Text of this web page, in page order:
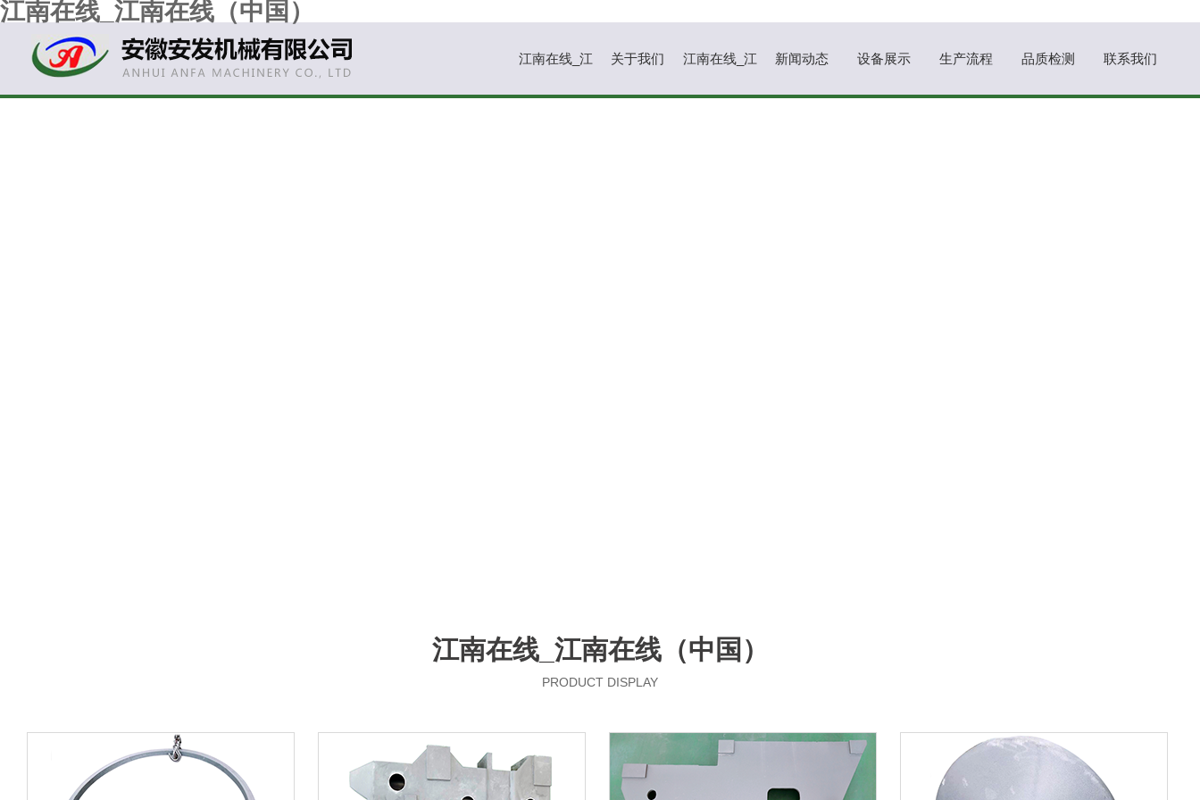
江南在线_江南在线（中国）
江南在线_江 关于我们 江南在线_江 新闻动态 设备展示 生产流程 品质检测 联系我们
江南在线_江南在线（中国）
PRODUCT DISPLAY